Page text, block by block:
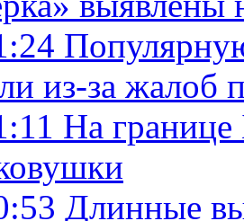
из-за жалоб
На границе
Длинные